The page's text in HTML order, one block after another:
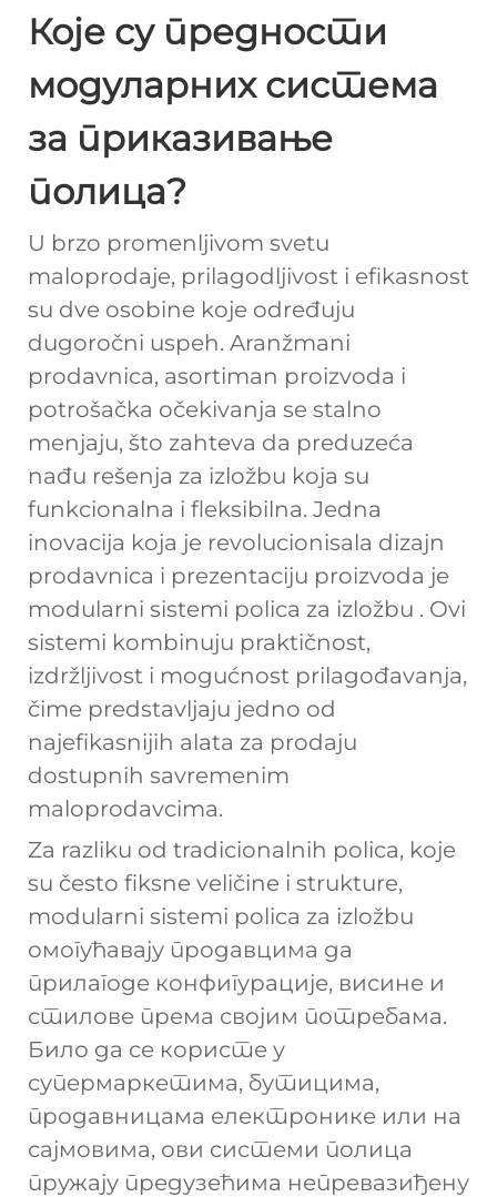
Које су предности
модуларних система
за приказивање
полица?
U brzo promenljivom svetu
maloprodaje, prilagodljivost i efikasnost
su dve osobine koje određuju
dugoročni uspeh. Aranžmani
prodavnica, asortiman proizvoda i
potrošačka očekivanja se stalno
menjaju, što zahteva da preduzeća
nađu rešenja za izložbu koja su
funkcionalna i fleksibilna. Jedna
inovacija koja je revolucionisala dizajn
prodavnica i prezentaciju proizvoda je
modularni sistemi polica za izložbu . Ovi
sistemi kombinuju praktičnost,
izdržljivost i mogućnost prilagođavanja,
čime predstavljaju jedno od
najefikasnijih alata za prodaju
dostupnih savremenim
maloprodavcima.
Za razliku od tradicionalnih polica, koje
su često fiksne veličine i strukture,
modularni sistemi polica za izložbu
омогућавају продавцима да
прилагоде конфигурације, висине и
стилове према својим потребама.
Било да се користе у
супермаркетима, бутицима,
продавницама електронике или на
сајмовима, ови системи полица
пружају предузећима непревазиђену